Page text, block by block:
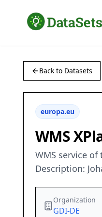
Back to Datasets
europa.eu
WMS
WMS service
Description:
Organization
GDI-DE